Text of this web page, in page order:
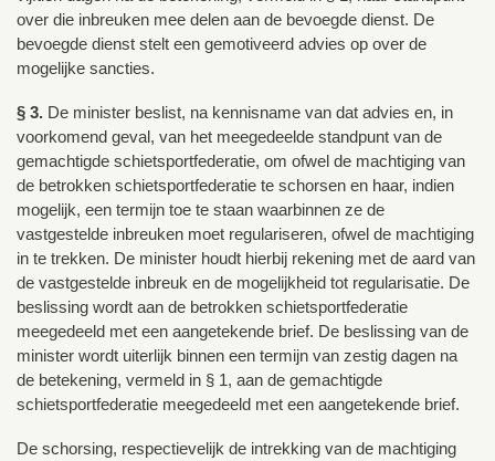
over die inbreuken mee delen aan de bevoegde dienst. De
bevoegde dienst stelt een gemotiveerd advies op over de
mogelijke sancties.
§ 3. De minister beslist, na kennisname van dat advies en, in
voorkomend geval, van het meegedeelde standpunt van de
gemachtigde schietsportfederatie, om ofwel de machtiging van
de betrokken schietsportfederatie te schorsen en haar, indien
mogelijk, een termijn toe te staan waarbinnen ze de
vastgestelde inbreuken moet regulariseren, ofwel de machtiging
in te trekken. De minister houdt hierbij rekening met de aard van
de vastgestelde inbreuk en de mogelijkheid tot regularisatie. De
beslissing wordt aan de betrokken schietsportfederatie
meegedeeld met een aangetekende brief. De beslissing van de
minister wordt uiterlijk binnen een termijn van zestig dagen na
de betekening, vermeld in § 1, aan de gemachtigde
schietsportfederatie meegedeeld met een aangetekende brief.
De schorsing, respectievelijk de intrekking van de machtiging